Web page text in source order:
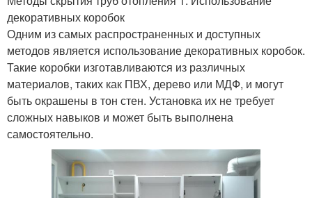
декоративных коробок
Одним из самых распространенных и доступных
методов является использование декоративных коробок.
Такие коробки изготавливаются из различных
материалов, таких как ПВХ, дерево или МДФ, и могут
быть окрашены в тон стен. Установка их не требует
сложных навыков и может быть выполнена
самостоятельно.